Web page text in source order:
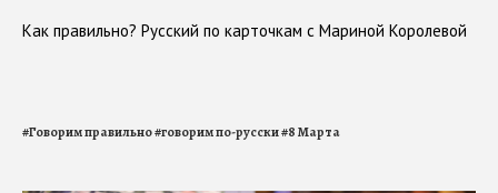
Как правильно? Русский по карточкам с Мариной Королевой
#Говорим правильно#говорим по-русски#8 Марта